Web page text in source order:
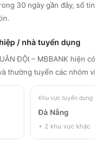
30 ngày gần đây, số
/ nhà tuyển dụng
ĐỘI – MBBANK hiện
thường tuyển các nhóm
Khu vực tuyển dụng
Đà Nẵng
+ 2 khu vực khác